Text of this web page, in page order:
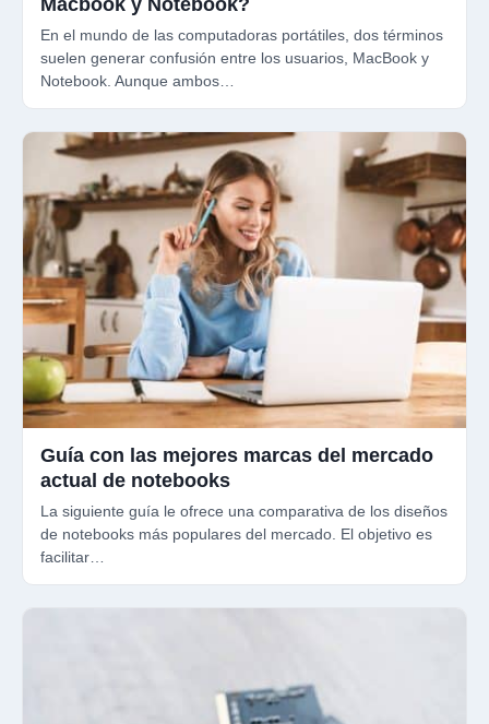
En el mundo de las computadoras portátiles, dos términos
suelen generar confusión entre los usuarios, MacBook y
Notebook. Aunque ambos…
Guía con las mejores marcas del mercado
actual de notebooks
La siguiente guía le ofrece una comparativa de los diseños
de notebooks más populares del mercado. El objetivo es
facilitar…